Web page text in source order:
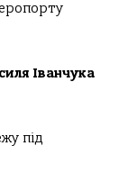
Іванчука
під